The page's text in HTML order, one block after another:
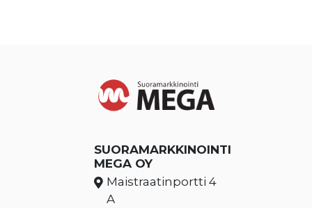
SUORAMARKKINOINTI
MEGA OY
Maistraatinportti 4
A